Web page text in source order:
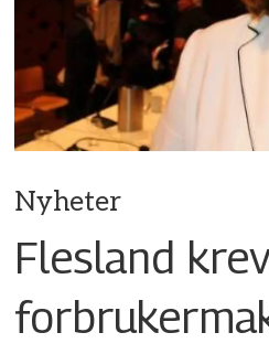
Nyheter
Flesland